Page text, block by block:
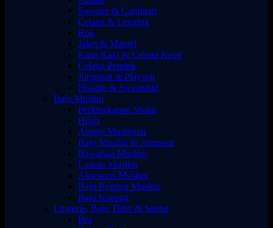
Sweater & Cardigan
Celana & Legging
Rok
Jaket & Mantel
Kaus Kaki & Celana Ketat
Celana Pendek
Jumpsuit & Playsuit
Hoodie & Sweatshirt
Baju Muslim
Perlengkapan Shalat
Hijab
Atasan Muslimah
Baju Muslim & Jumpsuit
Bawahan Muslim
Luaran Muslim
Aksesoris Muslim
Baju Renang Muslim
Baju Kurung
Lingerie, Baju Tidur & Santai
Bra